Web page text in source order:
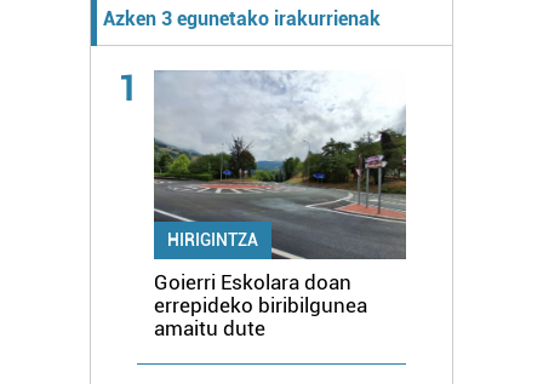
Azken 3 egunetako irakurrienak
1
HIRIGINTZA
Goierri Eskolara doan
errepideko biribilgunea
amaitu dute